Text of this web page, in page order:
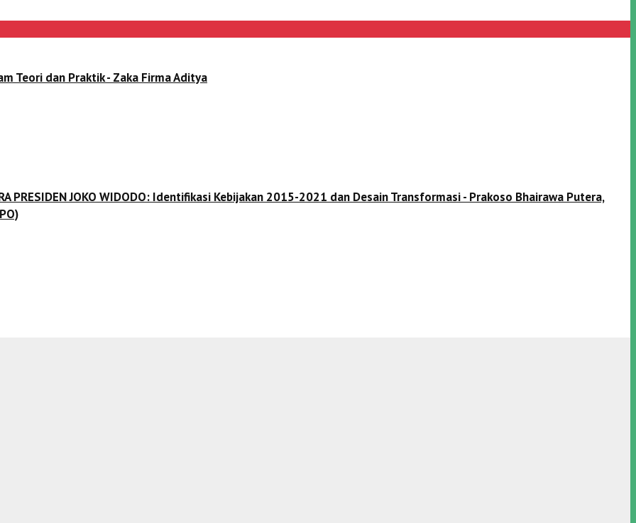
Teori dan Praktik - Zaka Firma Aditya
PRESIDEN JOKO WIDODO: Identifikasi Kebijakan 2015-2021 dan Desain Transformasi - Prakoso Bhairawa Putera,